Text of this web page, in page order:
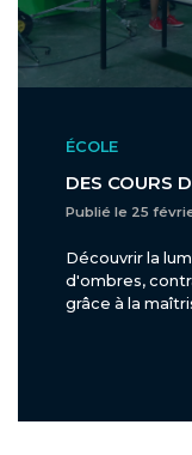
ÉCOLE
DES COURS
Publié le 25
Découvrir la
d'ombres,
grâce à la